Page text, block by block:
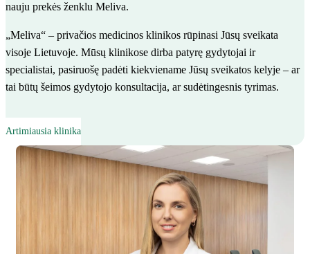
nauju prekės ženklu Meliva.
„Meliva“ – privačios medicinos klinikos rūpinasi Jūsų sveikata
visoje Lietuvoje. Mūsų klinikose dirba patyrę gydytojai ir
specialistai, pasiruošę padėti kiekviename Jūsų sveikatos kelyje – ar
tai būtų šeimos gydytojo konsultacija, ar sudėtingesnis tyrimas.
Artimiausia klinika